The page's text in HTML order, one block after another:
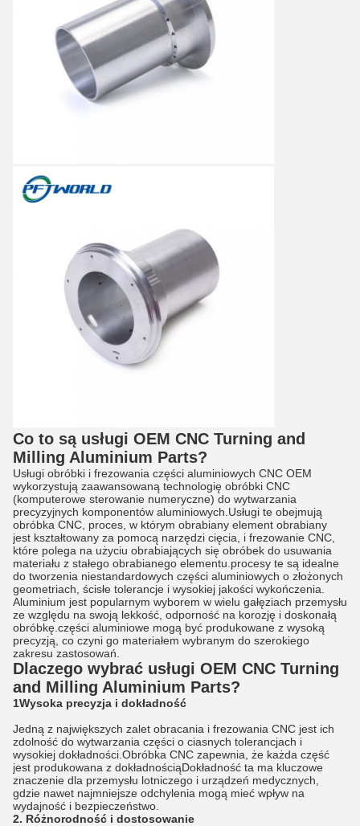
Co to są usługi OEM CNC Turning and
Milling Aluminium Parts?
Usługi obróbki i frezowania części aluminiowych CNC OEM
wykorzystują zaawansowaną technologię obróbki CNC
(komputerowe sterowanie numeryczne) do wytwarzania
precyzyjnych komponentów aluminiowych.Usługi te obejmują
obróbka CNC, proces, w którym obrabiany element obrabiany
jest kształtowany za pomocą narzędzi cięcia, i frezowanie CNC,
które polega na użyciu obrabiających się obróbek do usuwania
materiału z stałego obrabianego elementu.procesy te są idealne
do tworzenia niestandardowych części aluminiowych o złożonych
geometriach, ścisłe tolerancje i wysokiej jakości wykończenia.
Aluminium jest popularnym wyborem w wielu gałęziach przemysłu
ze względu na swoją lekkość, odporność na korozję i doskonałą
obróbkę.części aluminiowe mogą być produkowane z wysoką
precyzją, co czyni go materiałem wybranym do szerokiego
zakresu zastosowań.
Dlaczego wybrać usługi OEM CNC Turning
and Milling Aluminium Parts?
1Wysoka precyzja i dokładność
Jedną z największych zalet obracania i frezowania CNC jest ich
zdolność do wytwarzania części o ciasnych tolerancjach i
wysokiej dokładności.Obróbka CNC zapewnia, że każda część
jest produkowana z dokładnościąDokładność ta ma kluczowe
znaczenie dla przemysłu lotniczego i urządzeń medycznych,
gdzie nawet najmniejsze odchylenia mogą mieć wpływ na
wydajność i bezpieczeństwo.
2. Różnorodność i dostosowanie